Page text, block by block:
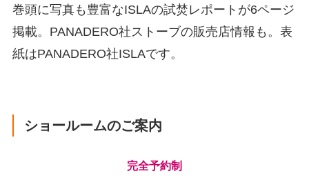
巻頭に写真も豊富なISLAの試焚レポートが6ページ
掲載。PANADERO社ストーブの販売店情報も。表
紙はPANADERO社ISLAです。
ショールームのご案内
完全予約制